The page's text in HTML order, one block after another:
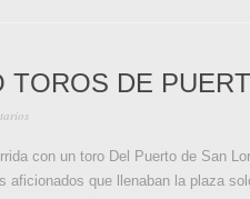
TOROS DE
con un toro Del Puerto de San
aficionados que llenaban la plaza